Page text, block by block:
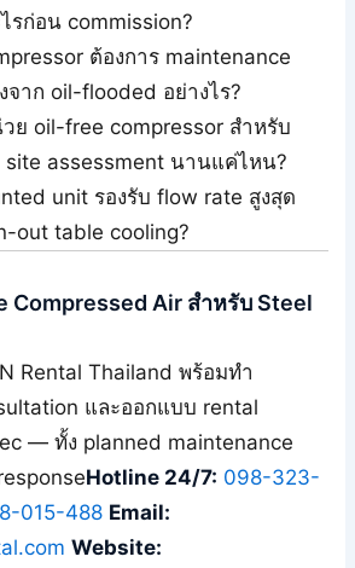
รก่อน commission?
ต้องการ maintenance
าก oil-flooded อย่างไร?
ย oil-free compressor สำหรับ
site assessment นานแค่ไหน?
unit รองรับ flow rate สูงสุด
out table cooling?
Compressed Air สำหรับ Steel
Rental Thailand พร้อมทำ
และออกแบบ rental
— ทั้ง planned maintenance
Hotline 24/7: 098-323-
015-488 Email:
Website: